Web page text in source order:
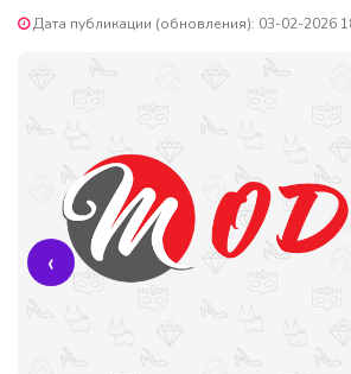
Дата публикации (обновления): 03-02-2026
‹